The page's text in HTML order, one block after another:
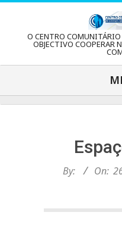
content
e
n
O CENTRO
OBJECTIVO COOPERAR
Menu
By: On: